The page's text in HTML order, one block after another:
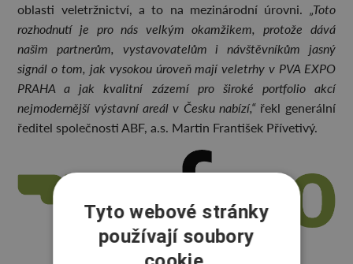
oblasti veletržnictví, a to na mezinárodní úrovni. „Toto
rozhodnutí je pro nás velkým okamžikem, protože dává
našim partnerům, vystavovatelům i návštěvníkům jasný
signál o tom, jak vysokou úroveň mají veletrhy v PVA EXPO
PRAHA a jak kvalitní zázemí pro široké portfolio akcí
nejmodernější výstavní areál v Česku nabízí,“řekl generální
ředitel společnosti ABF, a.s. Martin František Přívetivý.
Tyto webové stránky
používají soubory